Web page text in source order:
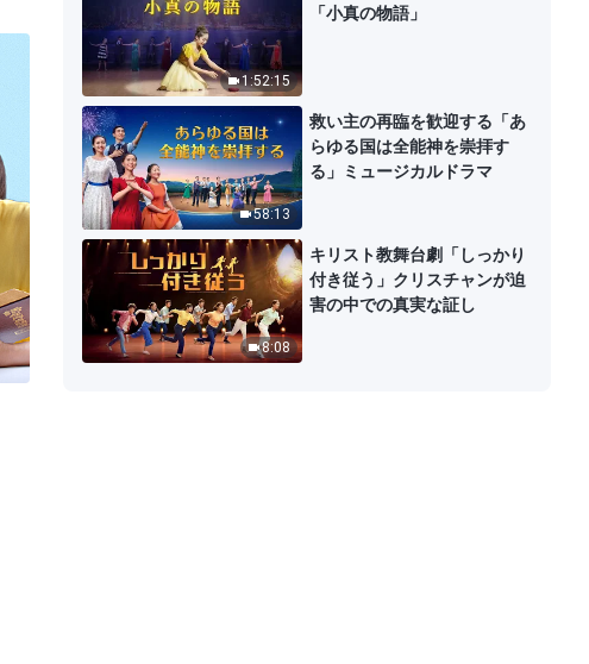
9:28
日々の神の御言葉: 神の出現と働き
| 抜粋 67
9:42
日々の神の御言葉: 神の出現と働き
| 抜粋 68
9:30
日々の神の御言葉: 神の出現と働き
| 抜粋 69
る
受
い
わ
る
あ
1:52:15
「小真の物語」
58:13
救い主の再臨を歓迎する「あ
らゆる国は全能神を崇拝す
る」ミュージカルドラマ
8:08
キリスト教舞台劇「しっかり
付き従う」クリスチャンが迫
害の中での真実な証し